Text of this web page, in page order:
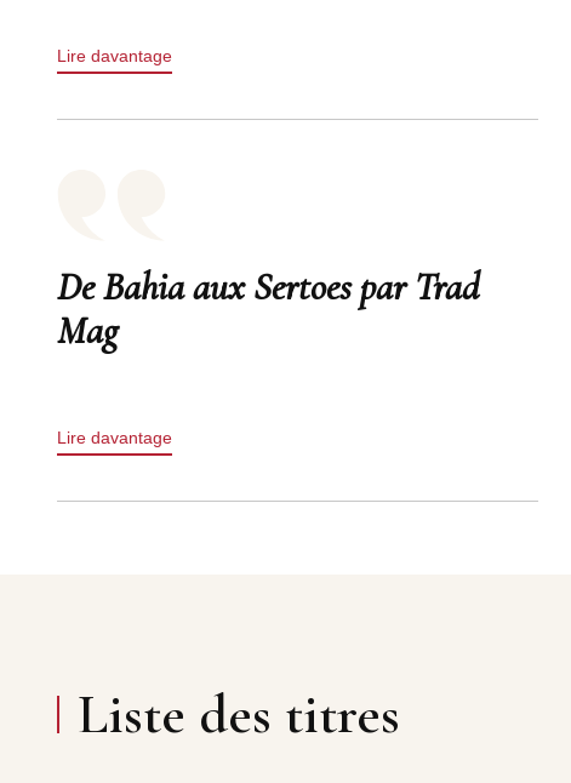
Lire davantage
De Bahia aux Sertoes par Trad
Mag
Lire davantage
Liste des titres